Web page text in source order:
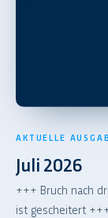
AKTUELLE
Juli 2026
+++ Bruch nach
ist gescheitert